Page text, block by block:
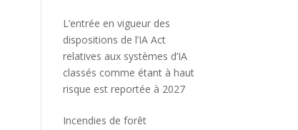
L’entrée en vigueur des
dispositions de l’IA Act
relatives aux systèmes d’IA
classés comme étant à haut
risque est reportée à 2027
Incendies de forêt